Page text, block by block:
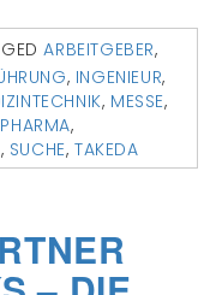
ARBEITGEBER,
, INGENIEUR,
, MESSE,
PHARMA,
, SUCHE,TAKEDA